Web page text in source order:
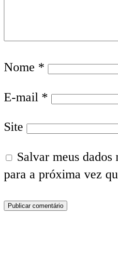
Nome *
E-mail *
Site
Salvar meus dados
para a próxima vez